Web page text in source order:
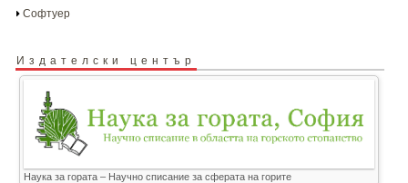
Софтуер
Издателски център
Наука за гората – Научно списание за сферата на горите